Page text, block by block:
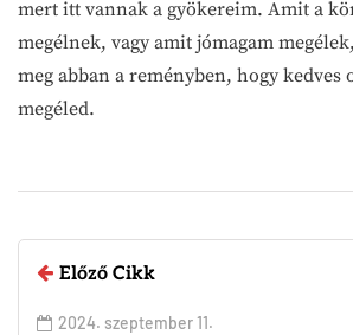
mert itt vannak a gyökereim. Amit a
megélnek, vagy amit jómagam
meg abban a reményben, hogy kedves
megéled.
Előző Cikk
2024. szeptember 11.